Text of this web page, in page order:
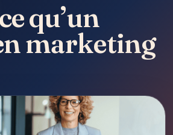
qu’un
marketing